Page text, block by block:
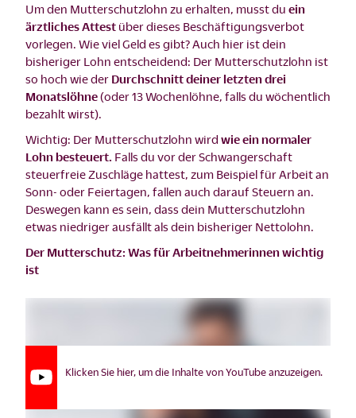
Um den Mutterschutzlohn zu erhalten, musst du ein
ärztliches Attest über dieses Beschäftigungsverbot
vorlegen. Wie viel Geld es gibt? Auch hier ist dein
bisheriger Lohn entscheidend: Der Mutterschutzlohn ist
so hoch wie der Durchschnitt deiner letzten drei
Monatslöhne(oder 13 Wochenlöhne, falls du wöchentlich
bezahlt wirst).
Wichtig: Der Mutterschutzlohn wird wie ein normaler
Lohn besteuert. Falls du vor der Schwangerschaft
steuerfreie Zuschläge hattest, zum Beispiel für Arbeit an
Sonn- oder Feiertagen, fallen auch darauf Steuern an.
Deswegen kann es sein, dass dein Mutterschutzlohn
etwas niedriger ausfällt als dein bisheriger Nettolohn.
Der Mutterschutz: Was für Arbeitnehmerinnen wichtig
ist
Klicken Sie hier, um die Inhalte von YouTube anzuzeigen.